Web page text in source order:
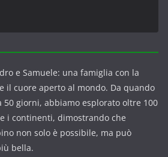
e Samuele: una famiglia con la
il cuore aperto al mondo. Da quando
50 giorni, abbiamo esplorato oltre 100
i continenti, dimostrando che
non solo è possibile, ma può
bella.